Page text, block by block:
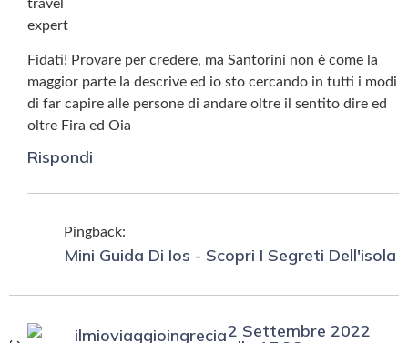
Fidati! Provare per credere, ma Santorini non è come la
maggior parte la descrive ed io sto cercando in tutti i modi
di far capire alle persone di andare oltre il sentito dire ed
oltre Fira ed Oia
Rispondi
Pingback:
Mini Guida Di Ios - Scopri I Segreti Dell'isola
ilmioviaggioingrecia2 Settembre 2022